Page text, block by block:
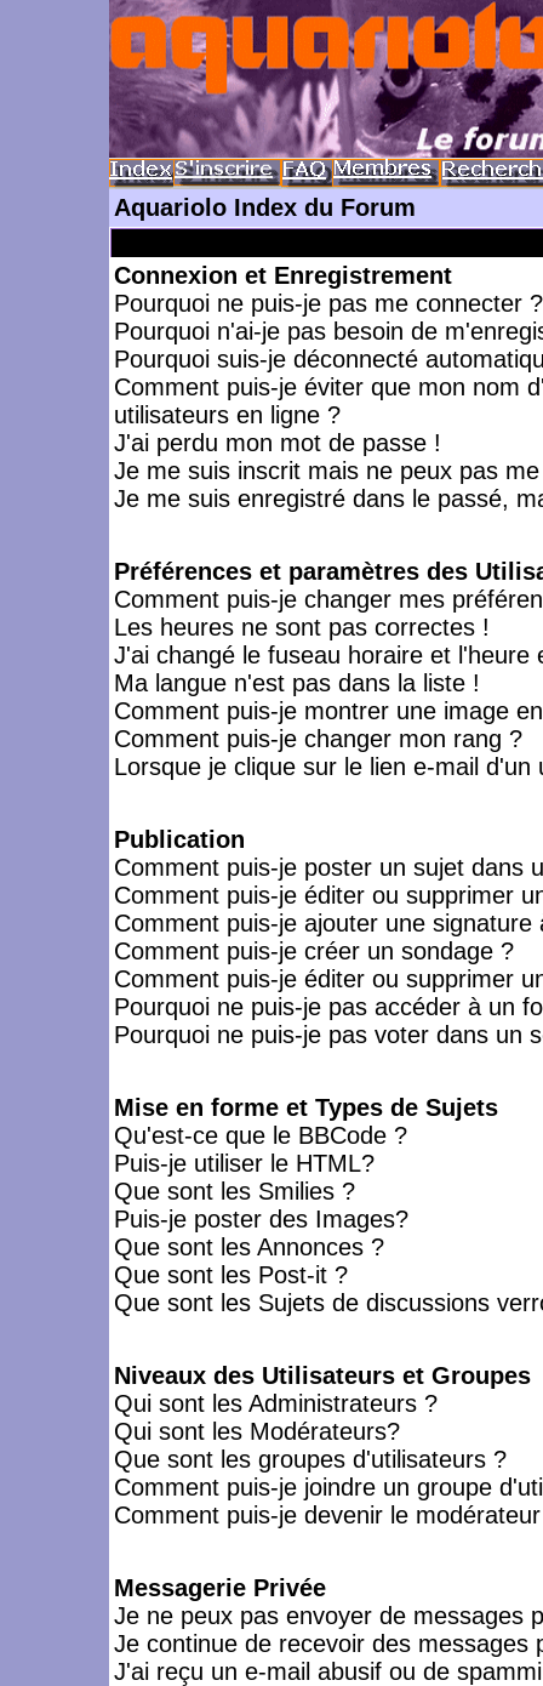
Aquariolo Index du Forum
Connexion et Enregistrement
Pourquoi ne puis-je pas me connecter ?
Pourquoi n'ai-je pas besoin de
Pourquoi suis-je déconnecté
Comment puis-je éviter que mon nom
utilisateurs en ligne ?
J'ai perdu mon mot de passe !
Je me suis inscrit mais ne peux pas
Je me suis enregistré dans le passé,
Préférences et paramètres des
Comment puis-je changer mes
Les heures ne sont pas correctes !
J'ai changé le fuseau horaire et l'heure
Ma langue n'est pas dans la liste !
Comment puis-je montrer une image
Comment puis-je changer mon rang ?
Lorsque je clique sur le lien e-mail
Publication
Comment puis-je poster un sujet dans
Comment puis-je éditer ou supprimer
Comment puis-je ajouter une signature
Comment puis-je créer un sondage ?
Comment puis-je éditer ou supprimer
Pourquoi ne puis-je pas accéder à un
Pourquoi ne puis-je pas voter dans un
Mise en forme et Types de Sujets
Qu'est-ce que le BBCode ?
Puis-je utiliser le HTML?
Que sont les Smilies ?
Puis-je poster des Images?
Que sont les Annonces ?
Que sont les Post-it ?
Que sont les Sujets de discussions
Niveaux des Utilisateurs et Groupes
Qui sont les Administrateurs ?
Qui sont les Modérateurs?
Que sont les groupes d'utilisateurs ?
Comment puis-je joindre un groupe
Comment puis-je devenir le
Messagerie Privée
Je ne peux pas envoyer de messages
Je continue de recevoir des messages
J'ai reçu un e-mail abusif ou de